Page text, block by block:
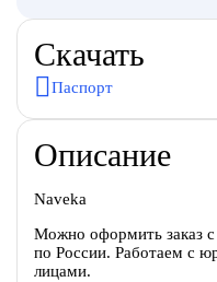
Скачать
Паспорт
Описание
Naveka
Можно оформить заказ
по России. Работаем с
лицами.